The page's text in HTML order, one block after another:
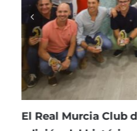
La Clínica Dental